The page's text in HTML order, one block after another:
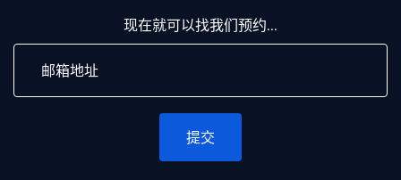
现在就可以找我们预约...
提交